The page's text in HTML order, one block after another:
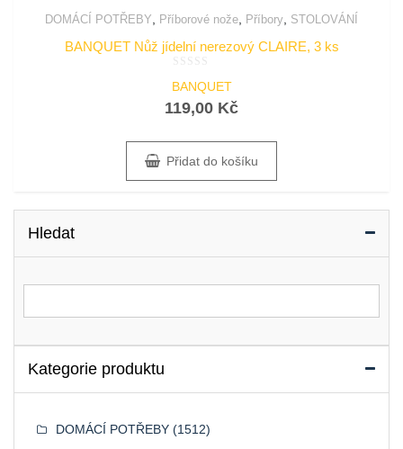
DOMÁCÍ POTŘEBY Příborové nože Příbory STOLOVÁNÍ
BANQUET Nůž jídelní nerezový CLAIRE, 3 ks
0
5
BANQUET
119,00 Kč
Přidat do košíku
Hledat
Kategorie produktu
DOMÁCÍ POTŘEBY (1512)